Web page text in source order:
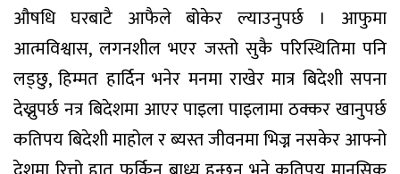
औषधि घरबाटै आफैले बोकेर ल्याउनुपर्छ । आफुमा
आत्मविश्वास, लगनशील भएर जस्तो सुकै परिस्थितिमा पनि
लड्छु, हिम्मत हार्दिन भनेर मनमा राखेर मात्र बिदेशी सपना
देख्नुपर्छ नत्र बिदेशमा आएर पाइला पाइलामा ठक्कर खानुपर्छ
कतिपय बिदेशी माहोल र ब्यस्त जीवनमा भिज्न नसकेर आफ्नो